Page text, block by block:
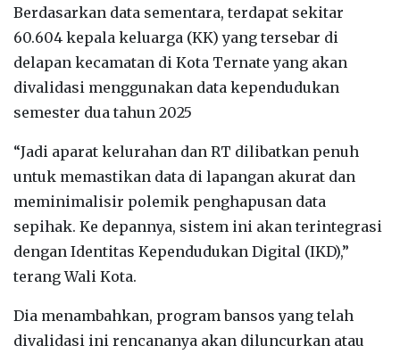
Berdasarkan data sementara, terdapat sekitar
60.604 kepala keluarga (KK) yang tersebar di
delapan kecamatan di Kota Ternate yang akan
divalidasi menggunakan data kependudukan
semester dua tahun 2025
“Jadi aparat kelurahan dan RT dilibatkan penuh
untuk memastikan data di lapangan akurat dan
meminimalisir polemik penghapusan data
sepihak. Ke depannya, sistem ini akan terintegrasi
dengan Identitas Kependudukan Digital (IKD),”
terang Wali Kota.
Dia menambahkan, program bansos yang telah
divalidasi ini rencananya akan diluncurkan atau